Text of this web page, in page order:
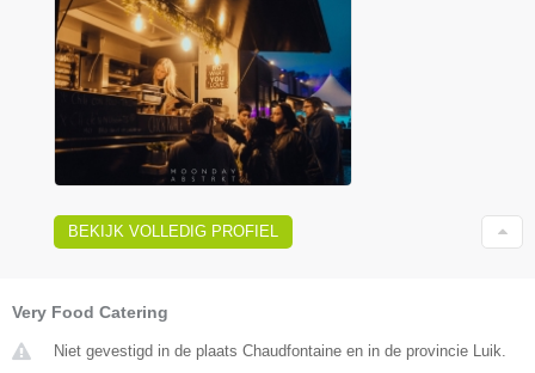
BEKIJK VOLLEDIG PROFIEL
Very Food Catering
Niet gevestigd in de plaats Chaudfontaine en in de provincie Luik.